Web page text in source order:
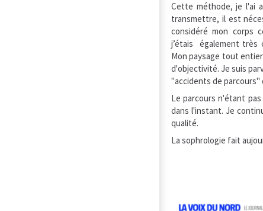
Cette méthode, je l'ai
transmettre, il est
considéré mon corps
j’étais également très
Mon paysage tout
d'objectivité. Je suis
"accidents de parcours"
Le parcours n'étant
dans l'instant. Je
qualité.
La sophrologie fait